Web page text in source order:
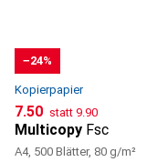
−24%
Kopierpapier
CHF
7.50 statt CHF
9.90
Multicopy Fsc
A4, 500 Blätter, 80 g/m²